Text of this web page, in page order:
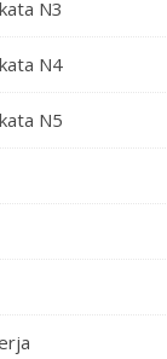
N3
N4
N5